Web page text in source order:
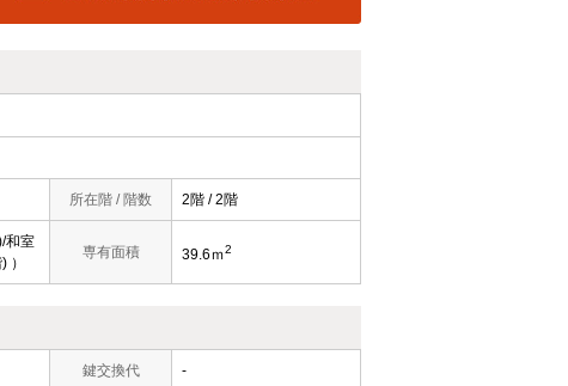
所在階 / 階数 2階 / 2階
和室
）
専有面積 39.6ｍ2
鍵交換代 -